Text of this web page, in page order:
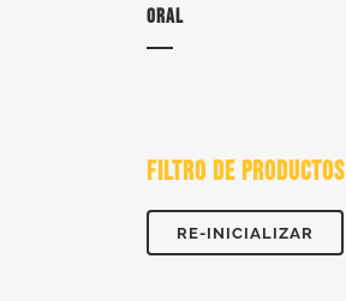
ORAL
FILTRO DE PRODUCTOS
RE-INICIALIZAR